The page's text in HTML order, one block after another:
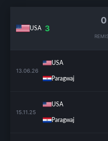
USA 3
0
13.06.26
USA
Paragwaj
15.11.25
USA
Paragwaj